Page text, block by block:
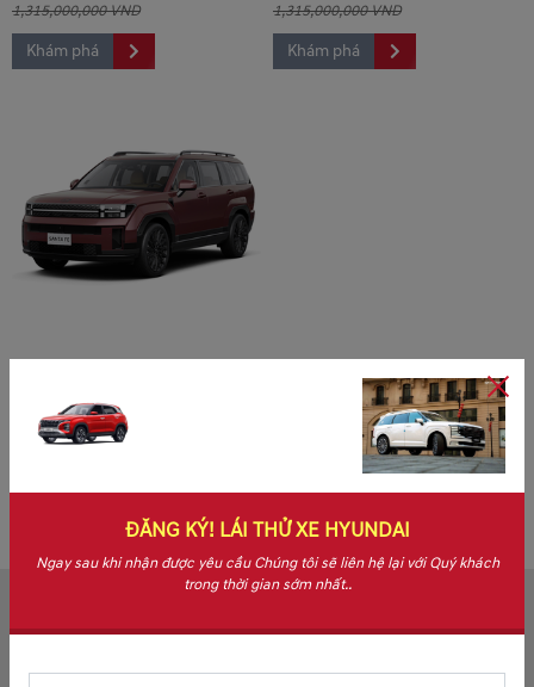
1,315,000,000 VND
Khám phá
1,315,000,000 VND
Khám phá
2026
THÔNG TIN
ĐĂNG KÝ! LÁI THỬ XE HYUNDAI
Ngay sau khi nhận được yêu cầu Chúng tôi sẽ liên hệ lại với Quý khách
trong thời gian sớm nhất..